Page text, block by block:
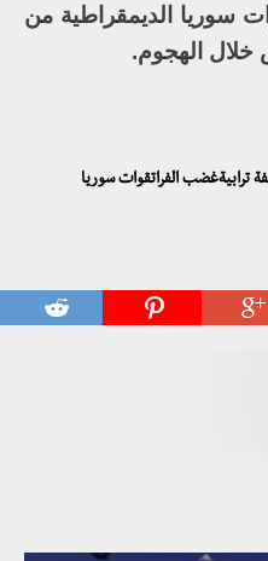
سوريا الديمقراطية من
خلال الهجوم.
ترابيةغضب الفراتقوات سوريا